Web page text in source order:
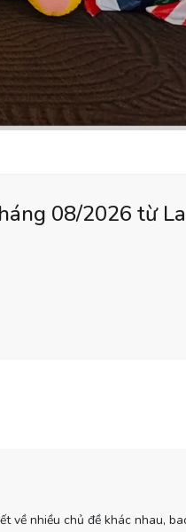
08/2026 từ
về nhiều chủ đề khác nhau,